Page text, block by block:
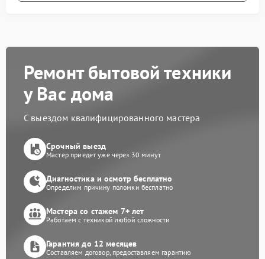
Ремонт бытовой техники
у Вас дома
С выездом квалифицированного мастера
Срочный выезд
Мастер приедет уже через 30 минут
Диагностика и осмотр бесплатно
Определим причину поломки бесплатно
Мастера со стажем 7+ лет
Работаем с техникой любой сложности
Гарантия до 12 месяцев
Составляем договор, предоставляем гарантию